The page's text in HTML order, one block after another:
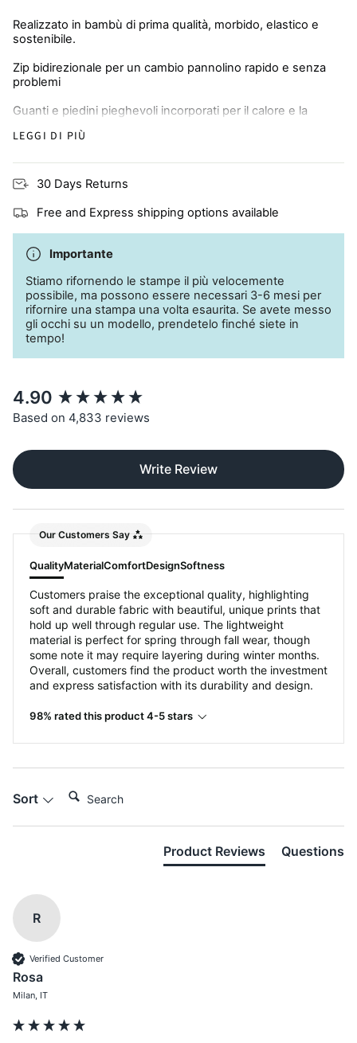
Realizzato in bambù di prima qualità, morbido, elastico e
sostenibile.
Zip bidirezionale per un cambio pannolino rapido e senza
problemi
Guanti e piedini pieghevoli incorporati per il calore e la
soggetta a eczemi
LEGGI DI PIÙ
30 Days Returns
Free and Express shipping options available
Importante
Stiamo rifornendo le stampe il più velocemente
possibile, ma possono essere necessari 3-6 mesi per
rifornire una stampa una volta esaurita. Se avete messo
gli occhi su un modello, prendetelo finché siete in
tempo!
4.90
Based on 4,833 reviews
Write Review
Our Customers Say
QualityMaterialComfortDesignSoftness
Customers praise the exceptional quality, highlighting
soft and durable fabric with beautiful, unique prints that
hold up well through regular use. The lightweight
material is perfect for spring through fall wear, though
some note it may require layering during winter months.
Overall, customers find the product worth the investment
and express satisfaction with its durability and design.
98% rated this product 4-5 stars
Sort
Product Reviews Questions
R
Verified Customer
Rosa
Milan, IT
New content loaded